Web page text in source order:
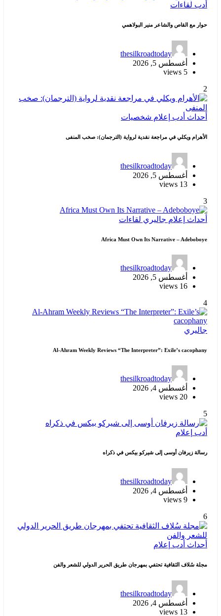
أدب لقاءات
حوار مع القاص والشاعر منير البولاهمي
thesilkroadtoday
أغسطس 5, 2026
5 views
2
أحداث أدب إعلام شخصيات
الأهرام ويكلي في مراجعة نقدية لرواية (الترجمان): صخب المنفى
thesilkroadtoday
أغسطس 5, 2026
13 views
3
أحداث إعلام جاليري لقاءات
Africa Must Own Its Narrative – Adeboboye
thesilkroadtoday
أغسطس 5, 2026
16 views
4
جاليري
Al-Ahram Weekly Reviews “The Interpreter”: Exile’s cacophany
thesilkroadtoday
أغسطس 4, 2026
20 views
5
أدب إعلام
رسالة زيرفان أوسى إلى شيركو بيكس في ذكراه
thesilkroadtoday
أغسطس 4, 2026
9 views
6
أحداث أدب إعلام
مجلة سُلاف الثقافية تحتفي بمهرجان طريق الحرير الدولي للشعر والفن
thesilkroadtoday
أغسطس 4, 2026
13 views